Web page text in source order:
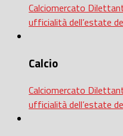
Calciomercato
ufficialità dell’estate
Calcio
Calciomercato
ufficialità dell’estate